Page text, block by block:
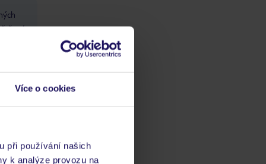
Více o cookies
při používání našich
k analýze provozu na